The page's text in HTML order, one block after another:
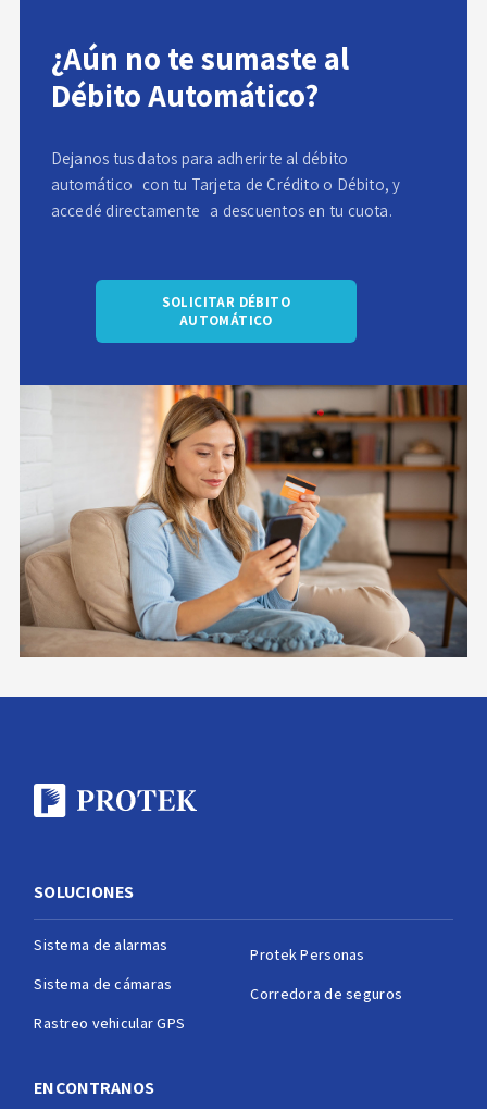
¿Aún no te sumaste al
Débito Automático?
Dejanos tus datos para adherirte al débito
automático con tu Tarjeta de Crédito o Débito, y
accedé directamente a descuentos en tu cuota.
SOLICITAR DÉBITO
AUTOMÁTICO
SOLUCIONES
Sistema de alarmas
Sistema de cámaras
Rastreo vehicular GPS
Protek Personas
Corredora de seguros
ENCONTRANOS